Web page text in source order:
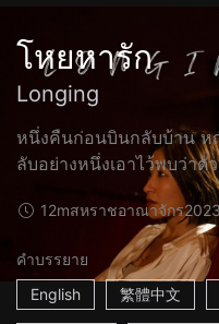
โหยหารัก
Longing
หนึ่งคืนก่อนบินกลับบ้าน ห
ลับอย่างหนึ่งเอาไว้พบว่าตั
12mสหราชอาณาจักร2023
คำบรรยาย
English
繁體中文